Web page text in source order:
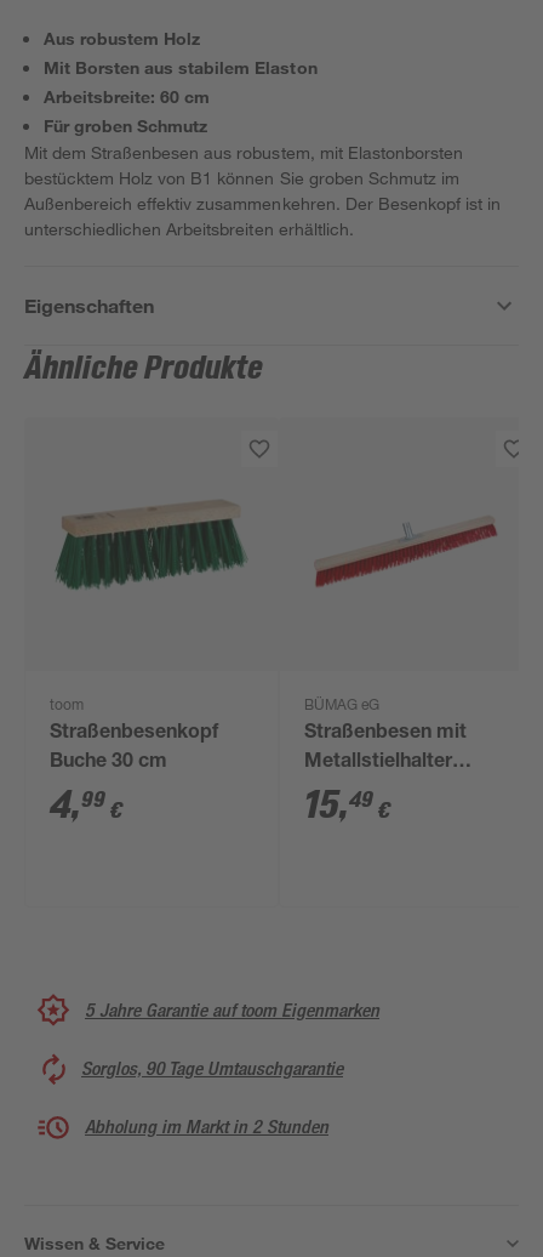
Aus robustem Holz
Mit Borsten aus stabilem Elaston
Arbeitsbreite: 60 cm
Für groben Schmutz
Mit dem Straßenbesen aus robustem, mit Elastonborsten
bestücktem Holz von B1 können Sie groben Schmutz im
Außenbereich effektiv zusammenkehren. Der Besenkopf ist in
unterschiedlichen Arbeitsbreiten erhältlich.
Eigenschaften
Ähnliche Produkte
toom
Straßenbesenkopf
Buche 30 cm
4,99 €
BÜMAG eG
Straßenbesen mit
Metallstielhalter
Elaston 80 cm rot
15,49 €
5 Jahre Garantie auf toom Eigenmarken
Sorglos, 90 Tage Umtauschgarantie
Abholung im Markt in 2 Stunden
Wissen & Service